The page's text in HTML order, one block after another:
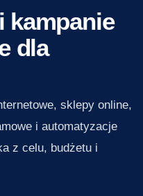
kampanie
dla
sklepy online,
i automatyzacje
z celu, budżetu i